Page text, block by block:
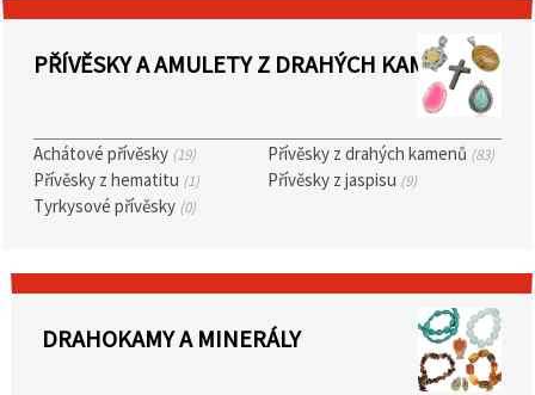
partnerů
Můžete
souhlasit s
použitím
cookies
"Přijmout
vše!" Nebo
uvést své
preference v
PŘÍVĚSKY A AMULETY Z DRAHÝCH KAMENŮ
Achátové přívěsky (19) Přívěsky z drahých kamenů (83)
Přívěsky z hematitu (1) Přívěsky z jaspisu (9)
Tyrkysové přívěsky (0)
DRAHOKAMY A MINERÁLY